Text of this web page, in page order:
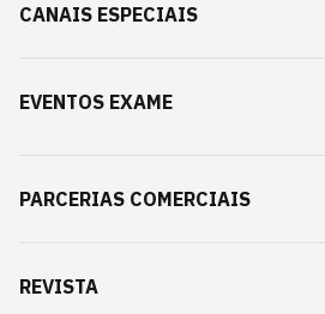
CANAIS ESPECIAIS
EVENTOS EXAME
PARCERIAS COMERCIAIS
REVISTA